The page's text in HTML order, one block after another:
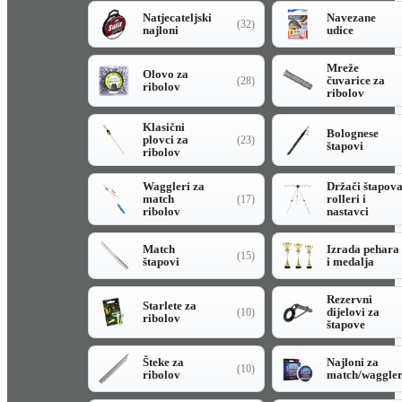
Natjecateljski
najloni
(32)
Navezane
udice
Olovo za
ribolov
(28)
Mreže
čuvarice za
ribolov
Klasični
plovci za
ribolov
(23)
Bolognese
štapovi
Waggleri za
match
ribolov
(17)
Držači štapova
rolleri i
nastavci
Match
štapovi
(15)
Izrada pehara
i medalja
Starlete za
ribolov
(10)
Rezervni
dijelovi za
štapove
Šteke za
ribolov
(10)
Najloni za
match/waggler